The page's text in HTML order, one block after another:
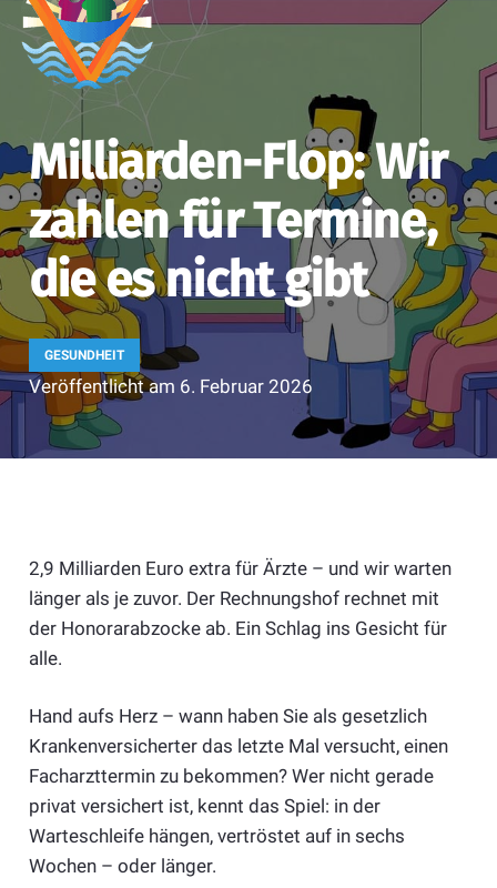
Milliarden-Flop: Wir
zahlen für Termine,
die es nicht gibt
GESUNDHEIT
Veröffentlicht am 6. Februar 2026
2,9 Milliarden Euro extra für Ärzte – und wir warten
länger als je zuvor. Der Rechnungshof rechnet mit
der Honorarabzocke ab. Ein Schlag ins Gesicht für
alle.
Hand aufs Herz – wann haben Sie als gesetzlich
Krankenversicherter das letzte Mal versucht, einen
Facharzttermin zu bekommen? Wer nicht gerade
privat versichert ist, kennt das Spiel: in der
Warteschleife hängen, vertröstet auf in sechs
Wochen – oder länger.